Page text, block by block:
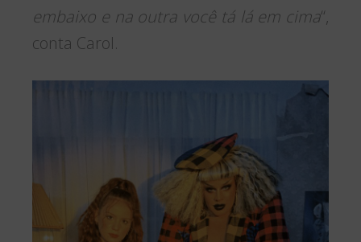
embaixo e na outra você tá lá em cima“,
conta Carol.